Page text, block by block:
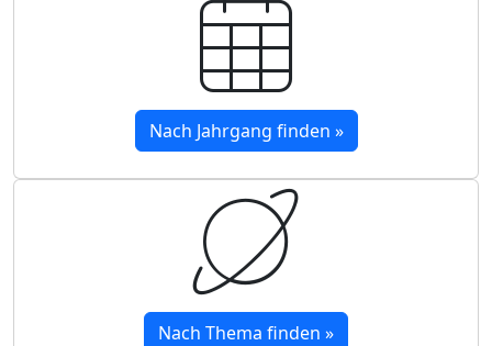
Nach Jahrgang finden »
Nach Thema finden »